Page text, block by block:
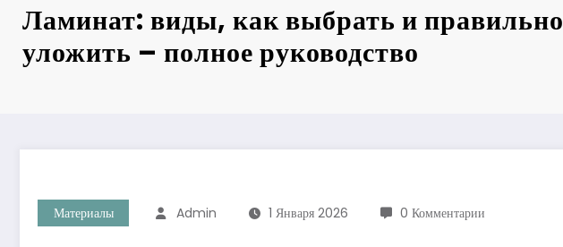
Ламинат: виды, как выбрать и правильно
уложить – полное руководство
Материалы Admin 1 Января 2026 0 Комментарии